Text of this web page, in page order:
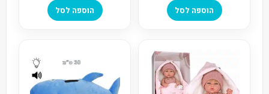
הוספה לסל הוספה לסל